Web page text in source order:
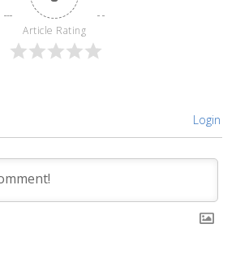
Article Rating
Login